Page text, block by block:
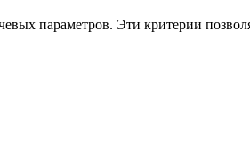
параметров. Эти критерии